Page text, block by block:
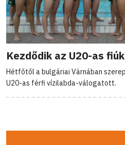
Kezdődik az U20-as
Hétfőtől a bulgáriai Várnában
U20-as férfi vízilabda-válogatott.